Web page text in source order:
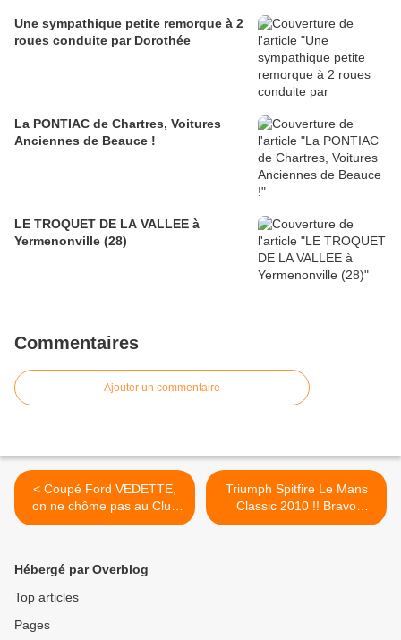
Une sympathique petite remorque à 2
roues conduite par Dorothée
La PONTIAC de Chartres, Voitures
Anciennes de Beauce !
LE TROQUET DE LA VALLEE à
Yermenonville (28)
Commentaires
Ajouter un commentaire
< Coupé Ford VEDETTE,
on ne chôme pas au Club
Vedette !!
Triumph Spitfire Le Mans
Classic 2010 !! Bravo
James ! Une page de l'
Hébergé par Overblog
Top articles
Pages